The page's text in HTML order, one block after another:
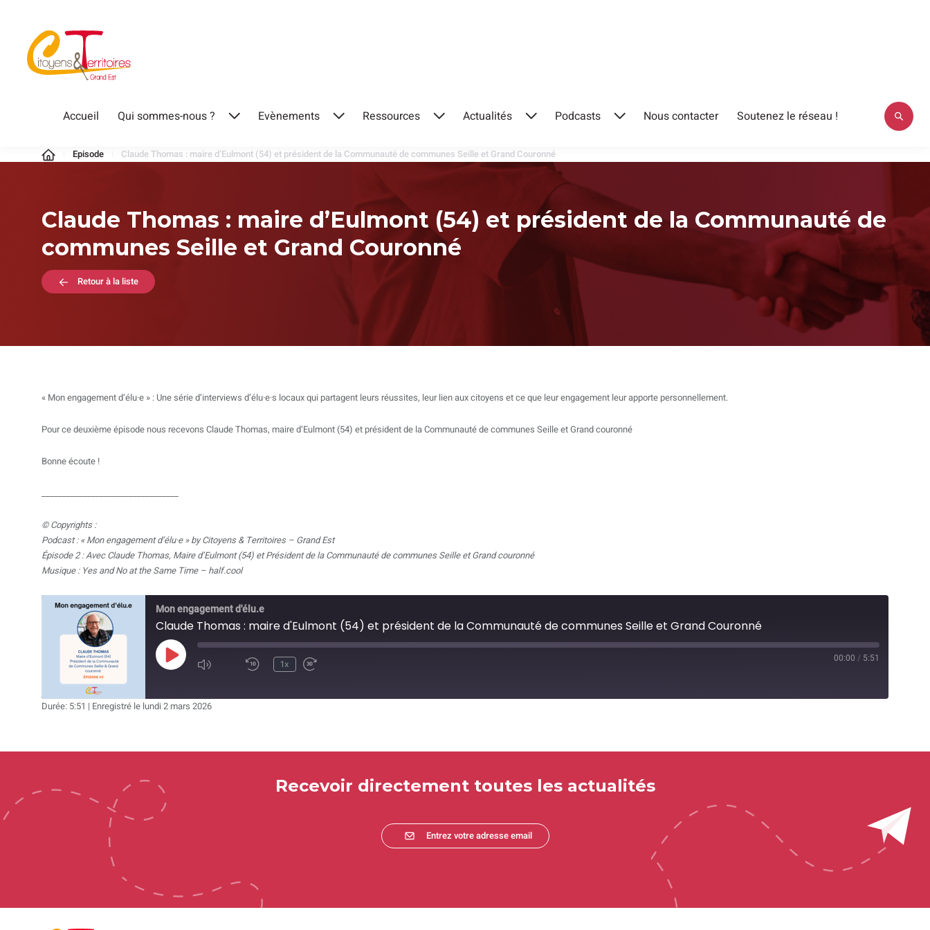
contenu
Territoires
Accueil Qui sommes-nous ?
Ouvrir
menu
Evènements
Ouvrir
menu
Ressources
Ouvrir
menu
Actualités
Ouvrir
menu
Podcasts
Ouvrir
menu
Nous contacter Soutenez le réseau !
Episode Claude Thomas : maire d’Eulmont (54) et président de la Communauté de communes Seille et Grand Couronné
Claude Thomas : maire d’Eulmont (54) et président de la Communauté de
communes Seille et Grand Couronné
Retour à la liste
« Mon engagement d’élu·e » : Une série d’interviews d’élu·e·s locaux qui partagent leurs réussites, leur lien aux citoyens et ce que leur engagement leur apporte personnellement.
Pour ce deuxième épisode nous recevons Claude Thomas, maire d’Eulmont (54) et président de la Communauté de communes Seille et Grand couronné
Bonne écoute !
_________________________________
© Copyrights :
Podcast : « Mon engagement d’élu·e » by Citoyens & Territoires – Grand Est
Épisode 2 :Avec Claude Thomas, Maire d’Eulmont (54) et Président de la Communauté de communes Seille et Grand couronné
Musique : Yes and No at the Same Time – half.cool
Mon engagement d'élu.e
Claude Thomas : maire d'Eulmont (54) et président de la Communauté de communes Seille et Grand Couronné
Play
Mute/Unmute
Episode
Rewind
10
1x
Forward
00:00 / 5:51
Durée: 5:51 | Enregistré le lundi 2 mars 2026
Recevoir directement toutes les actualités
Entrez votre adresse email